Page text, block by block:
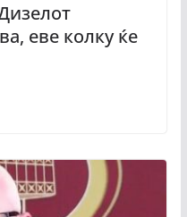
еве колку ќе